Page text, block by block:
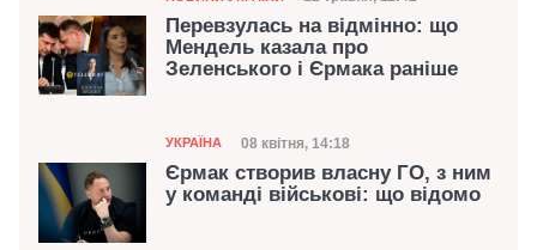
Перевзулась на відмінно: що
Мендель казала про
Зеленського і Єрмака раніше
Категорія
УКРАЇНА Дата публікації
08 квітня, 14:18
Єрмак створив власну ГО, з ним
у команді військові: що відомо